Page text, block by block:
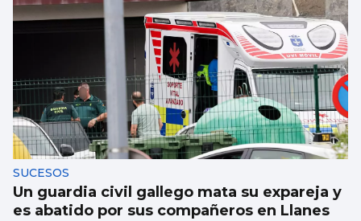
SUCESOS
Un guardia civil gallego mata su expareja y
es abatido por sus compañeros en Llanes